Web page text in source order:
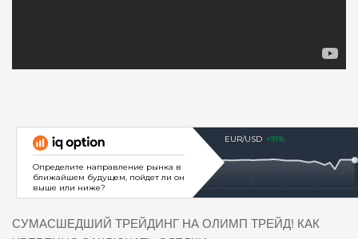
СУМАСШЕДШИЙ ТРЕЙДИНГ НА ОЛИМП ТРЕЙД! КАК